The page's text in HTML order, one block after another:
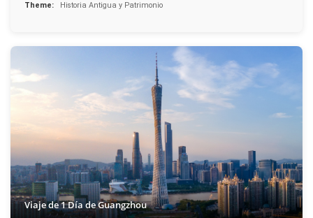
Theme:
Historia Antigua y Patrimonio
Viaje de 1 Día de Guangzhou